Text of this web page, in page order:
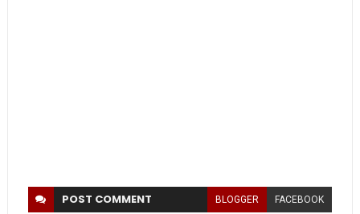
POST COMMENT BLOGGER FACEBOOK